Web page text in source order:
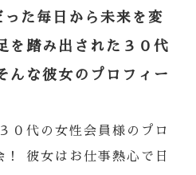
た毎日から未来を変
を踏み出された３０代
んな彼女のプロフィー
０代の女性会員様のプロ
！ 彼女はお仕事熱心で日